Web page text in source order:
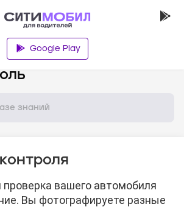
Google Play
проверка вашего автомобиля
Вы фотографируете разные